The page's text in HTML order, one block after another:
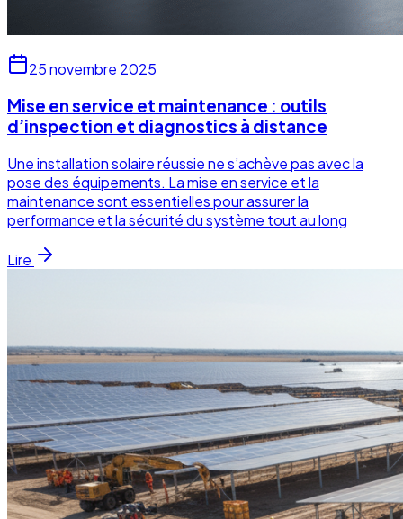
25 novembre 2025
Mise en service et maintenance : outils
d’inspection et diagnostics à distance
Une installation solaire réussie ne s’achève pas avec la
pose des équipements. La mise en service et la
maintenance sont essentielles pour assurer la
performance et la sécurité du système tout au long
Lire